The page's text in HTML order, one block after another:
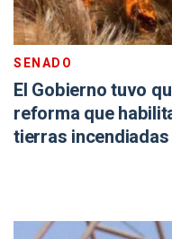
SENADO
El Gobierno tuvo
reforma que
tierras incendiadas